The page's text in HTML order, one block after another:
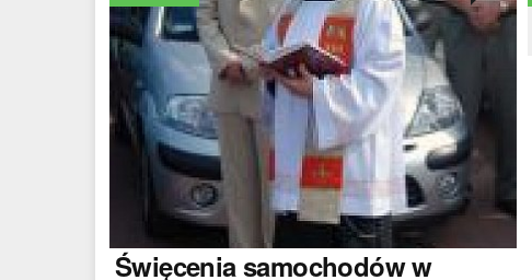
Święcenia samochodów w